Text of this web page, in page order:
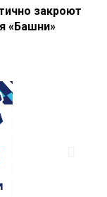
закроют
«Башни»
в
Норильске
и